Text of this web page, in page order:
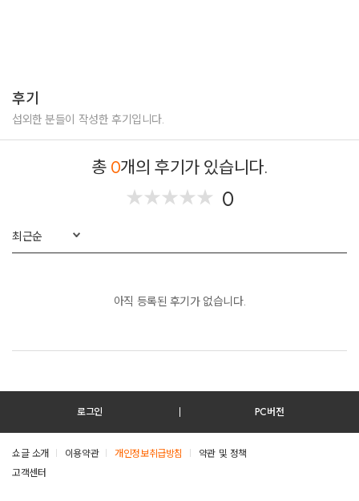
후기
섭외한 분들이 작성한 후기입니다.
총 0개의 후기가 있습니다.
★★★★★
★★★★★ 0
최근순
아직 등록된 후기가 없습니다.
로그인 PC버전
쇼글 소개 이용약관 개인정보취급방침
약관 및 정책
고객센터